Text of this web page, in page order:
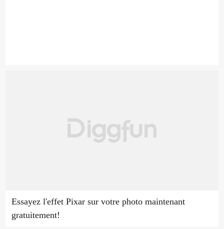
Essayez l'effet Pixar sur votre photo maintenant
gratuitement!